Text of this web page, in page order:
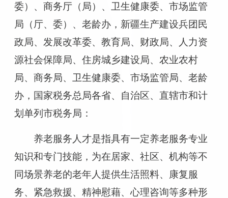
委）、商务厅（局）、卫生健康委、市场监管
局（厅、委）、老龄办，新疆生产建设兵团民
政局、发展改革委、教育局、财政局、人力资
源社会保障局、住房城乡建设局、农业农村
局、商务局、卫生健康委、市场监管局、老龄
办，国家税务总局各省、自治区、直辖市和计
划单列市税务局：
养老服务人才是指具有一定养老服务专业
知识和专门技能，为在居家、社区、机构等不
同场景养老的老年人提供生活照料、康复服
务、紧急救援、精神慰藉、心理咨询等多种形